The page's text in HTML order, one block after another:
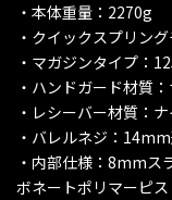
・本体重量：2270g
・クイックスプリン
・マガジンタイプ：
・ハンドガード材質
・レシーバー材質：
・バレルネジ：
・内部仕様：8mmス
ボネートポリマーピス